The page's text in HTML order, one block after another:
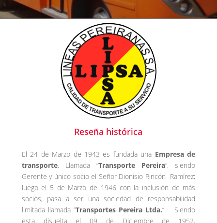
Reseña histórica
El 24 de Marzo de 1943 es fundada una Empresa de
transporte, Llamada “Transporte Pereira”, siendo
Gerente y único socio el Señor Dionisio Rincón Ramírez;
luego el 5 de Marzo de 1946 con la inclusión de más
socios, pasa a ser una sociedad de responsabilidad
limitada llamada “Transportes Pereira Ltda.”. Siendo
esta disuelta el 09 de Diciembre de 1952,